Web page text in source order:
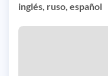
inglés, ruso, español